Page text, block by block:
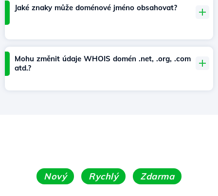
Jaké znaky může doménové jméno obsahovat?
Mohu změnit údaje WHOIS domén .net, .org, .com
atd.?
Nový Rychlý Zdarma